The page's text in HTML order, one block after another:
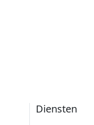
Diensten